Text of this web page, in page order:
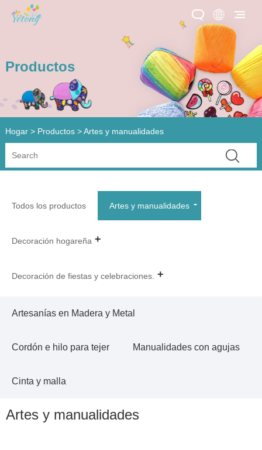
Productos
Hogar > Productos> Artes y manualidades
Todos los productos Artes y manualidades
Decoración hogareña
Decoración de fiestas y celebraciones.
Artesanías en Madera y Metal
Cordón e hilo para tejer Manualidades con agujas
Cinta y malla
Artes y manualidades